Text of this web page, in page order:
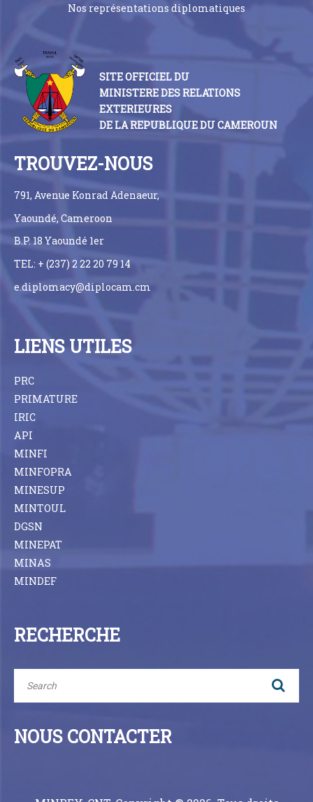
Nos représentations diplomatiques
SITE OFFICIEL DU
MINISTERE DES RELATIONS
EXTERIEURES
DE LA REPUBLIQUE DU CAMEROUN
TROUVEZ-NOUS
791, Avenue Konrad Adenaeur,
Yaoundé, Cameroon
B.P. 18 Yaoundé 1er
TEL: + (237) 2 22 20 79 14
e.diplomacy@diplocam.cm
LIENS UTILES
PRC
PRIMATURE
IRIC
API
MINFI
MINFOPRA
MINESUP
MINTOUL
DGSN
MINEPAT
MINAS
MINDEF
RECHERCHE
NOUS CONTACTER